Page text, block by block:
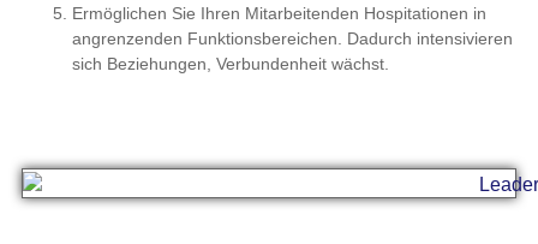
Ermöglichen Sie Ihren Mitarbeitenden Hospitationen in
angrenzenden Funktionsbereichen. Dadurch intensivieren
sich Beziehungen, Verbundenheit wächst.